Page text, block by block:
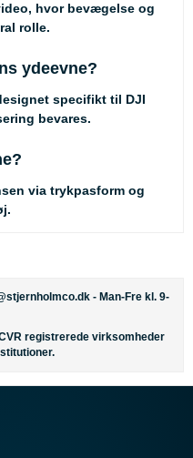
hvor bevægelse og
rolle.
ydeevne?
specifikt til DJI
bevares.
via trykpasform og
- Man-Fre kl. 9-
registrerede virksomheder